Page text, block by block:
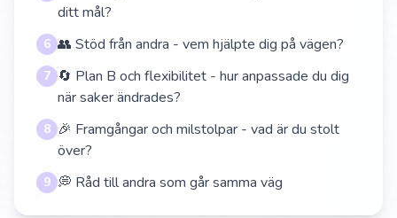
ditt mål?
6 👥 Stöd från andra - vem hjälpte dig på vägen?
7 🔄 Plan B och flexibilitet - hur anpassade du dig
när saker ändrades?
8 🎉 Framgångar och milstolpar - vad är du stolt
över?
9 💭 Råd till andra som går samma väg